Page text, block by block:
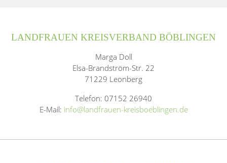
LANDFRAUEN KREISVERBAND BÖBLINGEN
Marga Doll
Elsa-Brandström-Str. 22
71229 Leonberg
Telefon: 07152 26940
E-Mail: info@landfrauen-kreisboeblingen.de